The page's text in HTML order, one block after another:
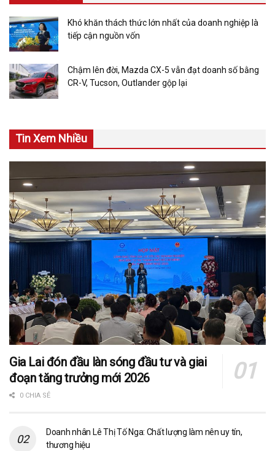
Khó khăn thách thức lớn nhất của doanh nghiệp là
tiếp cận nguồn vốn
Chậm lên đời, Mazda CX-5 vẫn đạt doanh số bằng
CR-V, Tucson, Outlander gộp lại
Tin Xem Nhiều
Gia Lai đón đầu làn sóng đầu tư và giai
đoạn tăng trưởng mới 2026
0 CHIA SẺ
Doanh nhân Lê Thị Tố Nga: Chất lượng làm nên uy tín,
thương hiệu